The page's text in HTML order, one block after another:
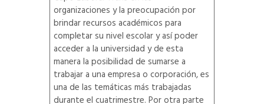
organizaciones y la preocupación por
brindar recursos académicos para
completar su nivel escolar y así poder
acceder a la universidad y de esta
manera la posibilidad de sumarse a
trabajar a una empresa o corporación, es
una de las temáticas más trabajadas
durante el cuatrimestre. Por otra parte